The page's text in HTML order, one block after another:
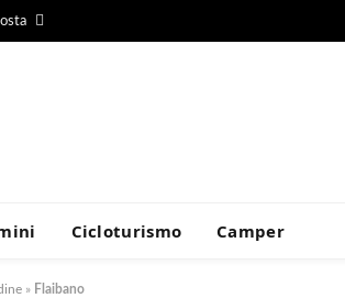
Cicloturismo Camper
» Flaibano